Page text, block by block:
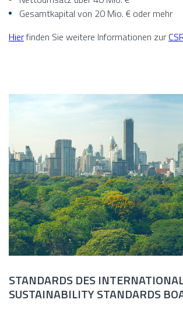
Gesamtkapital von 20 Mio. € oder mehr
Hierfinden Sie weitere Informationen zur
STANDARDS DES
SUSTAINABILITY STANDARDS